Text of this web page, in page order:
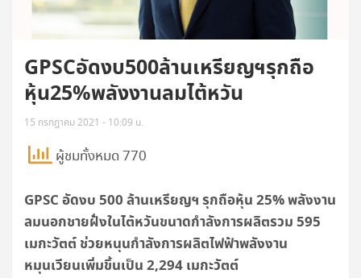
GPSCอัดงบ500ล้านเหรียญฯรุกถือ
หุ้น25%พลังงานลมไต้หวัน
15 กรกฎาคม 2021 - 10:09 น.
ผู้ชมทั้งหมด 770
GPSC อัดงบ 500 ล้านเหรียญฯ รุกถือหุ้น 25% พลังงาน
ลมนอกชายฝั่งในไต้หวันขนาดกำลังการผลิตรวม 595
เมกะวัตต์ ช่วยหนุนกำลังการผลิตไฟฟ้าพลังงาน
หมุนเวียนเพิ่มขึ้นเป็น 2,294 เมกะวัตต์